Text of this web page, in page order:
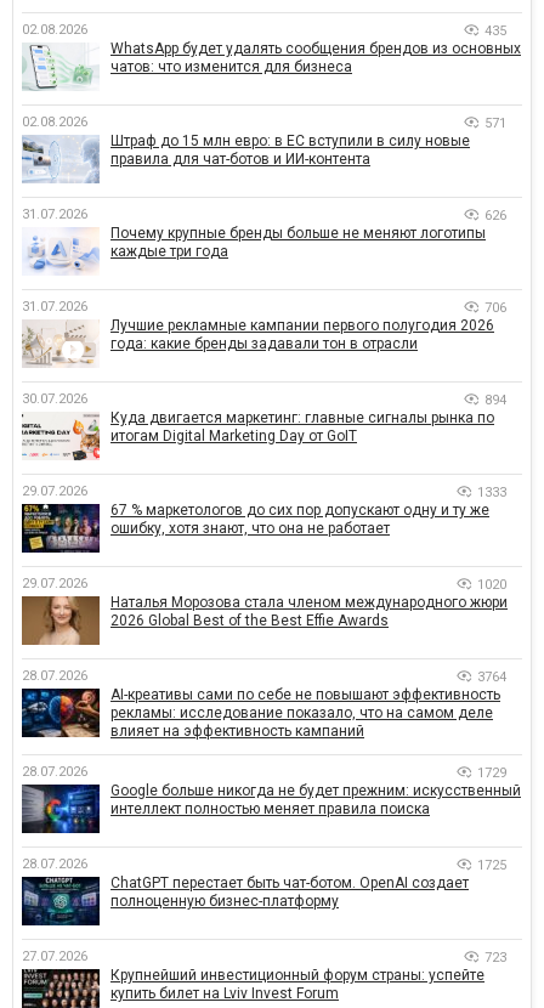
02.08.2026 435
WhatsApp будет удалять сообщения брендов из основных
чатов: что изменится для бизнеса
02.08.2026 571
Штраф до 15 млн евро: в ЕС вступили в силу новые
правила для чат-ботов и ИИ-контента
31.07.2026 626
Почему крупные бренды больше не меняют логотипы
каждые три года
31.07.2026 706
Лучшие рекламные кампании первого полугодия 2026
года: какие бренды задавали тон в отрасли
30.07.2026 894
Куда двигается маркетинг: главные сигналы рынка по
итогам Digital Marketing Day от GoIT
29.07.2026 1333
67 % маркетологов до сих пор допускают одну и ту же
ошибку, хотя знают, что она не работает
29.07.2026 1020
Наталья Морозова стала членом международного жюри
2026 Global Best of the Best Effie Awards
28.07.2026 3764
AI-креативы сами по себе не повышают эффективность
рекламы: исследование показало, что на самом деле
влияет на эффективность кампаний
28.07.2026 1729
Google больше никогда не будет прежним: искусственный
интеллект полностью меняет правила поиска
28.07.2026 1725
ChatGPT перестает быть чат-ботом. OpenAI создает
полноценную бизнес-платформу
27.07.2026 723
Крупнейший инвестиционный форум страны: успейте
купить билет на Lviv Invest Forum